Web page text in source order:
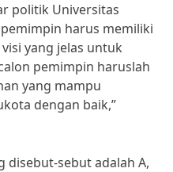
politik Universitas
harus memiliki
yang jelas untuk
pemimpin haruslah
yang mampu
dengan baik,”
disebut-sebut adalah A,